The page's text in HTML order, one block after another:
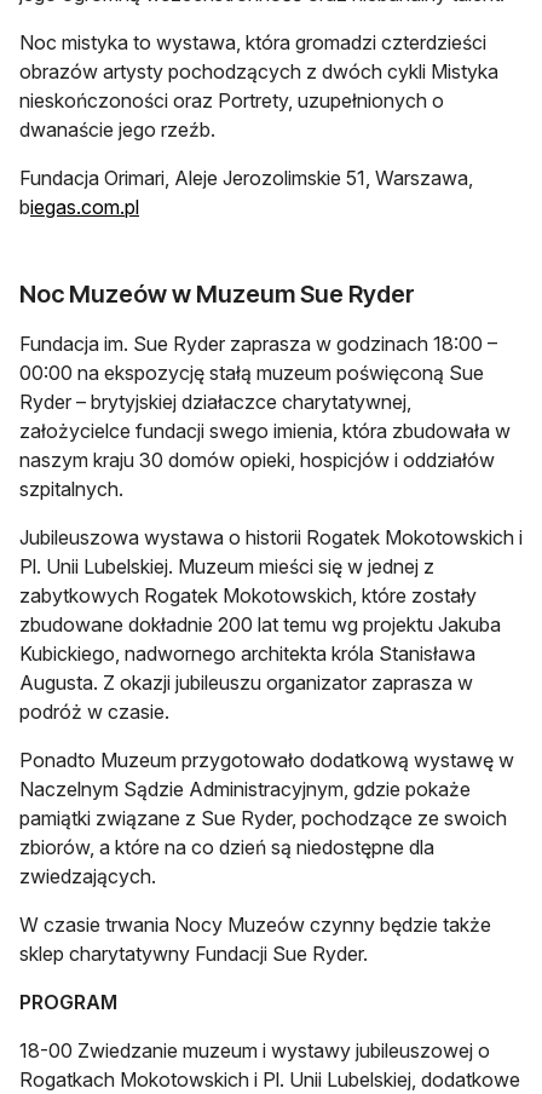
Noc mistyka to wystawa, która gromadzi czterdzieści
obrazów artysty pochodzących z dwóch cykli Mistyka
nieskończoności oraz Portrety, uzupełnionych o
dwanaście jego rzeźb.
Fundacja Orimari, Aleje Jerozolimskie 51, Warszawa,
biegas.com.pl
Noc Muzeów w Muzeum Sue Ryder
Fundacja im. Sue Ryder zaprasza w godzinach 18:00 –
00:00 na ekspozycję stałą muzeum poświęconą Sue
Ryder – brytyjskiej działaczce charytatywnej,
założycielce fundacji swego imienia, która zbudowała w
naszym kraju 30 domów opieki, hospicjów i oddziałów
szpitalnych.
Jubileuszowa wystawa o historii Rogatek Mokotowskich i
Pl. Unii Lubelskiej. Muzeum mieści się w jednej z
zabytkowych Rogatek Mokotowskich, które zostały
zbudowane dokładnie 200 lat temu wg projektu Jakuba
Kubickiego, nadwornego architekta króla Stanisława
Augusta. Z okazji jubileuszu organizator zaprasza w
podróż w czasie.
Ponadto Muzeum przygotowało dodatkową wystawę w
Naczelnym Sądzie Administracyjnym, gdzie pokaże
pamiątki związane z Sue Ryder, pochodzące ze swoich
zbiorów, a które na co dzień są niedostępne dla
zwiedzających.
W czasie trwania Nocy Muzeów czynny będzie także
sklep charytatywny Fundacji Sue Ryder.
PROGRAM
18-00 Zwiedzanie muzeum i wystawy jubileuszowej o
Rogatkach Mokotowskich i Pl. Unii Lubelskiej, dodatkowe